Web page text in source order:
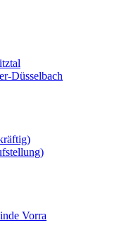
Düsselbach
Vorra